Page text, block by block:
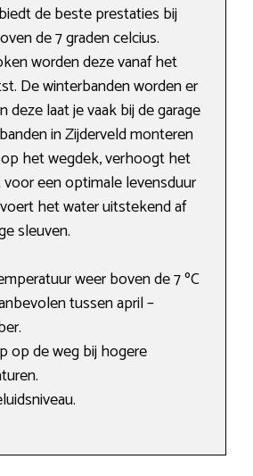
de beste prestaties bij
de 7 graden celcius.
worden deze vanaf het
De winterbanden worden er
deze laat je vaak bij de garage
in Zijderveld monteren
het wegdek, verhoogt het
een optimale levensduur
het water uitstekend af
sleuven.
weer boven de 7 ºC
tussen april –
op de weg bij hogere